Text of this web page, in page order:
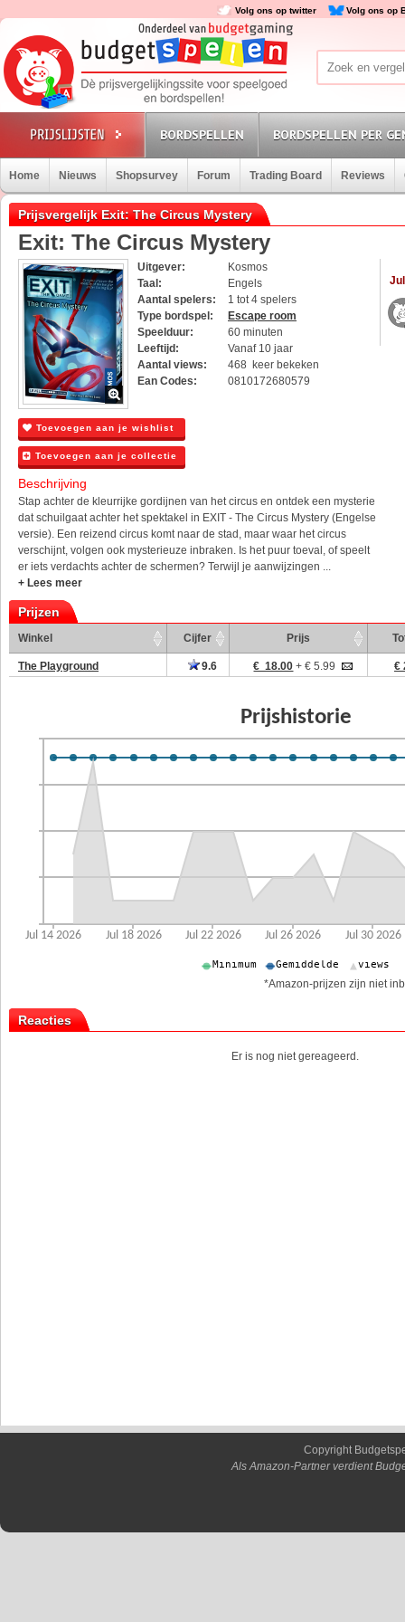
Volg ons op twitter Volg ons op
BORDSPELLEN BORDSPELLEN PER
Home Nieuws Shopsurvey Forum Trading Board Reviews
Prijsvergelijk Exit: The Circus Mystery
Exit: The Circus Mystery
Uitgever:
Kosmos
Taal:
Engels
Aantal spelers:
1 tot 4 spelers
Type bordspel:
Escape room
Speelduur:
60 minuten
Leeftijd:
Vanaf 10 jaar
Aantal views:
468 keer bekeken
Ean Codes:
0810172680579
Toevoegen aan je wishlist
Toevoegen aan je collectie
Beschrijving
Stap achter de kleurrijke gordijnen van het circus en ontdek een mysterie
dat schuilgaat achter het spektakel in EXIT - The Circus Mystery (Engelse
versie). Een reizend circus komt naar de stad, maar waar het circus
verschijnt, volgen ook mysterieuze inbraken. Is het puur toeval, of speelt
er iets verdachts achter de schermen? Terwijl je aanwijzingen ...
+ Lees meer
Prijzen
Winkel Cijfer Prijs
The Playground 9.6 € 18.00 + € 5.99 €
*Amazon-prijzen zijn niet
Reacties
Er is nog niet gereageerd.
Copyright
Als Amazon-Partner verdient